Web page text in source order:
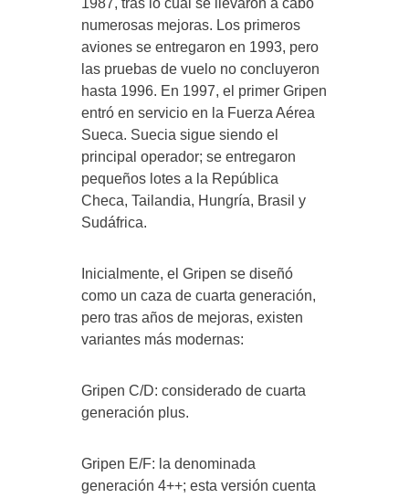
numerosas mejoras. Los primeros
aviones se entregaron en 1993, pero
las pruebas de vuelo no concluyeron
hasta 1996. En 1997, el primer Gripen
entró en servicio en la Fuerza Aérea
Sueca. Suecia sigue siendo el
principal operador; se entregaron
pequeños lotes a la República
Checa, Tailandia, Hungría, Brasil y
Sudáfrica.
Inicialmente, el Gripen se diseñó
como un caza de cuarta generación,
pero tras años de mejoras, existen
variantes más modernas:
Gripen C/D: considerado de cuarta
generación plus.
Gripen E/F: la denominada
generación 4++; esta versión cuenta